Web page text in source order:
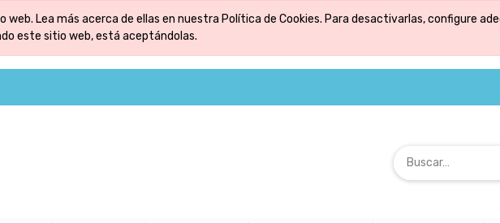
web. Lea más acerca de ellas en nuestra Política de Cookies. Para desactivarlas, configure
este sitio web, está aceptándolas.